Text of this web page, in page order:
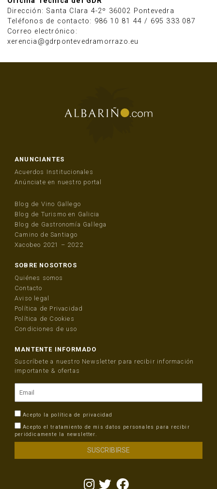
Dirección: Santa Clara 4-2º 36002 Pontevedra
Teléfonos de contacto: 986 10 81 44 / 695 333 087
Correo electrónico:
xerencia@gdrpontevedramorrazo.eu
ANUNCIANTES
Acuerdos Institucionales
Anúnciate en nuestro portal
Blog de Vino Gallego
Blog de Turismo en Galicia
Blog de Gastronomía Gallega
Camino de Santiago
Xacobeo 2021 – 2022
SOBRE NOSOTROS
Quiénes somos
Contacto
Aviso legal
Política de Privacidad
Política de Cookies
Condiciones de uso
MANTENTE INFORMADO
Suscríbete a nuestro Newsletter para recibir información
importante & ofertas
Acepto la política de privacidad
Acepto el tratamiento de mis datos personales para recibir
periódicamente la newsletter.